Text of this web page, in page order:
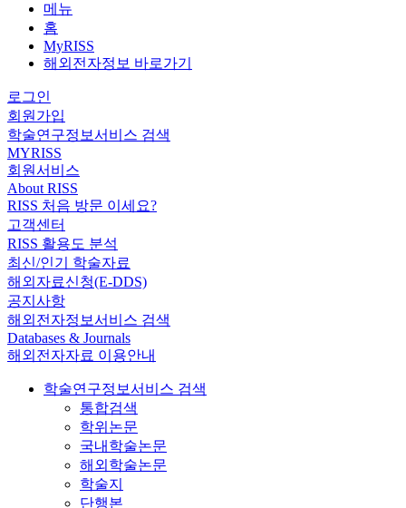
메뉴
홈
MyRISS
해외전자정보 바로가기
로그인
회원가입
학술연구정보서비스 검색
MYRISS
회원서비스
About RISS
RISS 처음 방문 이세요?
고객센터
RISS 활용도 분석
최신/인기 학술자료
해외자료신청(E-DDS)
공지사항
해외전자정보서비스 검색
Databases & Journals
해외전자자료 이용안내
학술연구정보서비스 검색
통합검색
학위논문
국내학술논문
해외학술논문
학술지
단행본